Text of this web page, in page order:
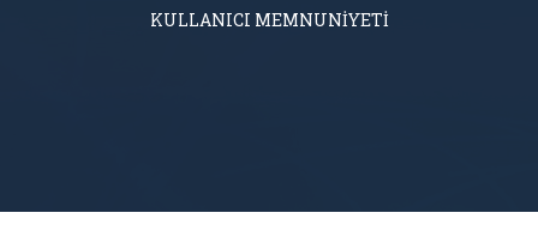
KULLANICI MEMNUNİYETİ